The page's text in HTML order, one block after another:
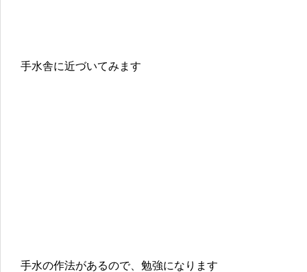
手水舎に近づいてみます
手水の作法があるので、勉強になります